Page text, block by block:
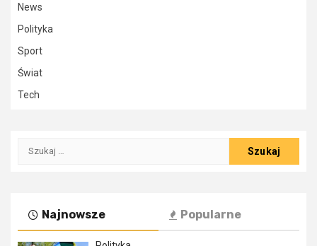
News
Polityka
Sport
Świat
Tech
Szukaj:
Najnowsze Popularne